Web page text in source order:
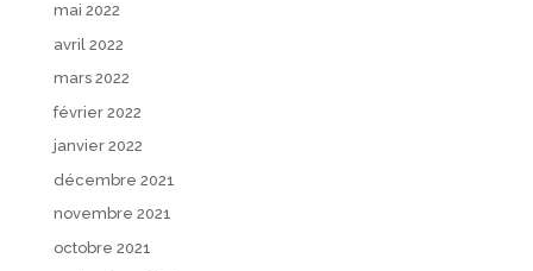
mai 2022
avril 2022
mars 2022
février 2022
janvier 2022
décembre 2021
novembre 2021
octobre 2021